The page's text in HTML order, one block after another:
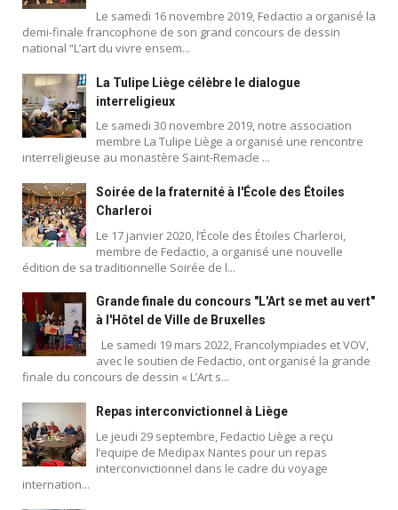
Le samedi 16 novembre 2019, Fedactio a organisé la
demi-finale francophone de son grand concours de dessin
national “L’art du vivre ensem...
La Tulipe Liège célèbre le dialogue
interreligieux
Le samedi 30 novembre 2019, notre association
membre La Tulipe Liège a organisé une rencontre
interreligieuse au monastère Saint-Remacle ...
Soirée de la fraternité à l'École des Étoiles
Charleroi
Le 17 janvier 2020, l’École des Étoiles Charleroi,
membre de Fedactio, a organisé une nouvelle
édition de sa traditionnelle Soirée de l...
Grande finale du concours "L'Art se met au vert"
à l'Hôtel de Ville de Bruxelles
Le samedi 19 mars 2022, Francolympiades et VOV,
avec le soutien de Fedactio, ont organisé la grande
finale du concours de dessin « L’Art s...
Repas interconvictionnel à Liège
Le jeudi 29 septembre, Fedactio Liège a reçu
l’equipe de Medipax Nantes pour un repas
interconvictionnel dans le cadre du voyage
internation...